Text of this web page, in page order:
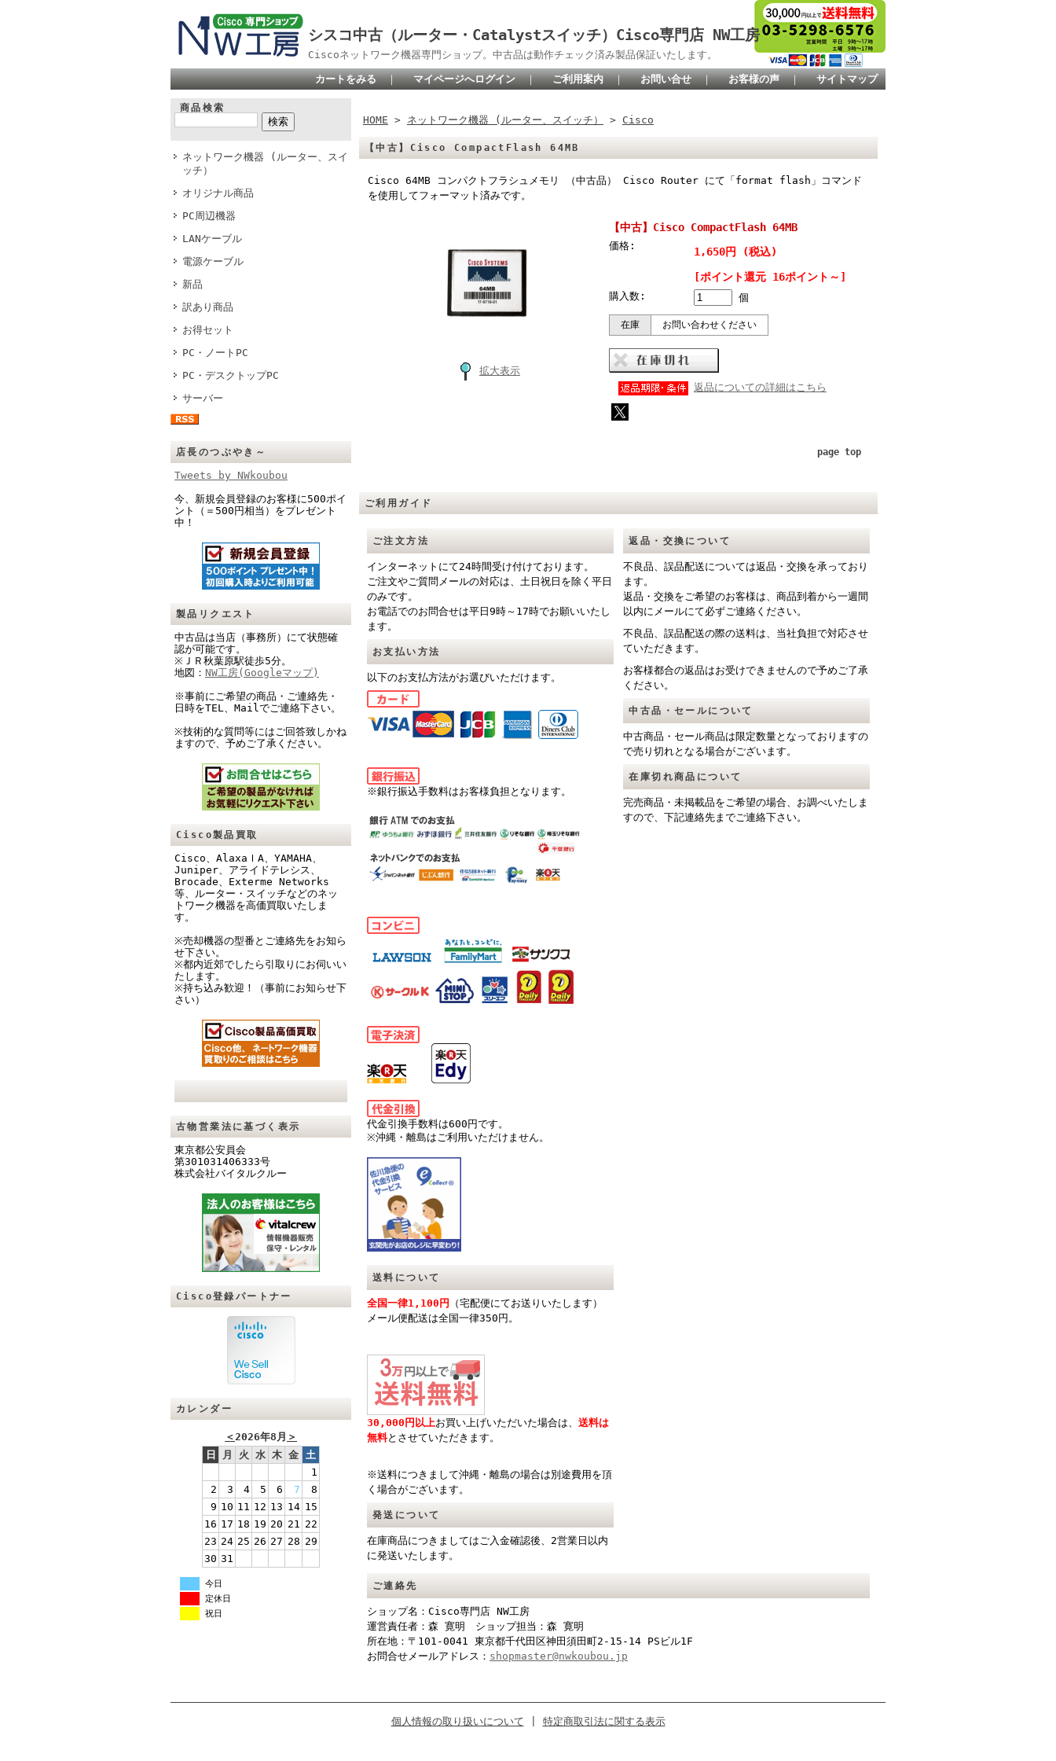
シスコ中古（ルーター・Catalystスイッチ）Cisco専門店 NW工房
Ciscoネットワーク機器専門ショップ。中古品は動作チェック済み製品保証いたします。
カートをみる ｜ マイページへログイン ｜ ご利用案内 ｜ お問い合せ ｜ お客様の声 ｜ サイトマップ
商品検索
ネットワーク機器 (ルーター、スイ
ッチ）
オリジナル商品
PC周辺機器
LANケーブル
電源ケーブル
新品
訳あり商品
お得セット
PC・ノートPC
PC・デスクトップPC
サーバー
店長のつぶやき～
Tweets by NWkoubou
今、新規会員登録のお客様に500ポイ
ント（＝500円相当）をプレゼント
中！
製品リクエスト
中古品は当店（事務所）にて状態確
認が可能です。
※ＪＲ秋葉原駅徒歩5分。
地図： NW工房(Googleマップ)
※事前にご希望の商品・ご連絡先・
日時をTEL、Mailでご連絡下さい。
※技術的な質問等にはご回答致しかね
ますので、予めご了承ください。
Cisco製品買取
Cisco、AlaxaｌA、YAMAHA、
Juniper、アライドテレシス、
Brocade、Exterme Networks
等、ルーター・スイッチなどのネッ
トワーク機器を高価買取いたしま
す。
※売却機器の型番とご連絡先をお知ら
せ下さい。
※都内近郊でしたら引取りにお伺いい
たします。
※持ち込み歓迎！（事前にお知らせ下
さい）
古物営業法に基づく表示
東京都公安員会
第301031406333号
株式会社バイタルクルー
Cisco登録パートナー
カレンダー
＜2026年8月 ＞
日
月 火 水 木 金 土
1
2
3 4 5 6 7
8
9 10 11 12 13 14 15
16 17 18 19 20 21 22
23 24 25 26 27 28 29
30 31
今日
定休日
祝日
HOME > ネットワーク機器 (ルーター、スイッチ） > Cisco
【中古】Cisco CompactFlash 64MB
Cisco 64MB コンパクトフラシュメモリ （中古品） Cisco Router にて「format flash」コマンド
を使用してフォーマット済みです。
拡大表示
【中古】Cisco CompactFlash 64MB
価格:
1,650円 (税込)
[ポイント還元 16ポイント～]
購入数: 個
在庫 お問い合わせください
返品についての詳細はこちら
page top
ご利用ガイド
ご注文方法
インターネットにて24時間受け付けております。
ご注文やご質問メールの対応は、土日祝日を除く平日
のみです。
お電話でのお問合せは平日9時～17時でお願いいたし
ます。
お支払い方法
以下のお支払方法がお選びいただけます。
※銀行振込手数料はお客様負担となります。
代金引換手数料は600円です。
※沖縄・離島はご利用いただけません。
送料について
全国一律1,100円
（宅配便にてお送りいたします）
メール便配送は全国一律350円。
30,000円以上お買い上げいただいた場合は、 送料は
無料とさせていただきます。
※送料につきまして沖縄・離島の場合は別途費用を頂
く場合がございます。
発送について
在庫商品につきましてはご入金確認後、2営業日以内
に発送いたします。
返品・交換について
不良品、誤品配送については返品・交換を承っており
ます。
返品・交換をご希望のお客様は、商品到着から一週間
以内にメールにて必ずご連絡ください。
不良品、誤品配送の際の送料は、当社負担で対応させ
ていただきます。
お客様都合の返品はお受けできませんので予めご了承
ください。
中古品・セールについて
中古商品・セール商品は限定数量となっておりますの
で売り切れとなる場合がございます。
在庫切れ商品について
完売商品・未掲載品をご希望の場合、お調べいたしま
すので、下記連絡先までご連絡下さい。
ご連絡先
ショップ名：Cisco専門店 NW工房
運営責任者：森 寛明 ショップ担当：森 寛明
所在地：〒101-0041 東京都千代田区神田須田町2-15-14 PSビル1F
お問合せメールアドレス： shopmaster@nwkoubou.jp
個人情報の取り扱いについて 特定商取引法に関する表示